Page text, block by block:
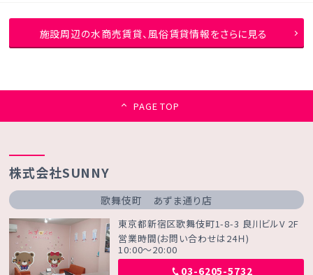
施設周辺の水商売賃貸、風俗賃貸情報をさらに見る
PAGE TOP
株式会社SUNNY
歌舞伎町 あずま通り店
東京都新宿区歌舞伎町1-8-3 良川ビルV 2F
営業時間(お問い合わせは24Ｈ)
10:00～20:00
03-6205-5732